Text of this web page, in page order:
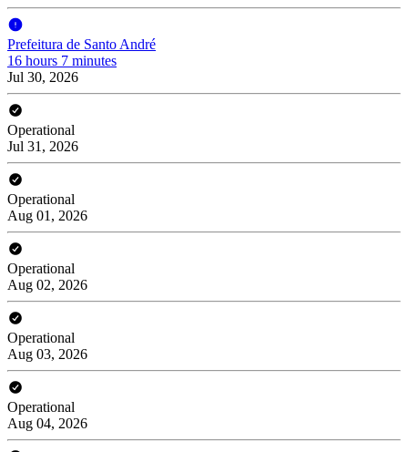
Prefeitura de Santo André
16 hours 7 minutes
Jul 30, 2026
Operational
Jul 31, 2026
Operational
Aug 01, 2026
Operational
Aug 02, 2026
Operational
Aug 03, 2026
Operational
Aug 04, 2026